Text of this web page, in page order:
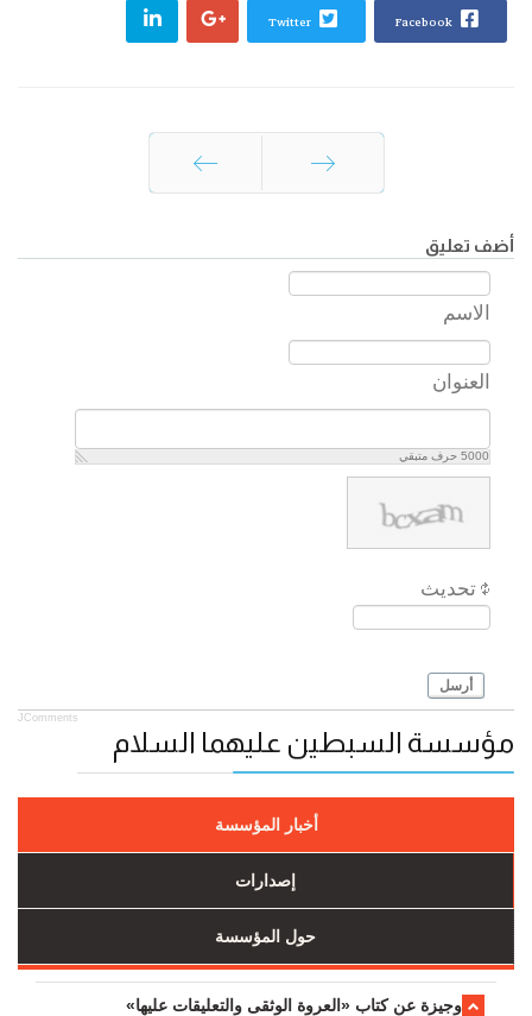
أضف تعليق
الاسم
العنوان
5000 حرف متبقي
تحديث
أرسل
JComments
مؤسسة السبطين عليهما السلام
أخبار المؤسسة
إصدارات
حول المؤسسة
وجیزة عن کتاب «العروة الوثقی والتعلیقات علیها»